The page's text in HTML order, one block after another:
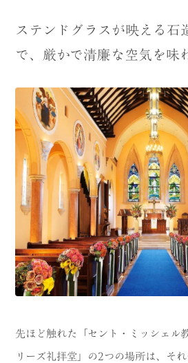
ステンドグラスが映える石
で、厳かで清廉な空気を味
先ほど触れた「セント・ミッシェル
リーズ礼拝堂」の2つの場所は、そ